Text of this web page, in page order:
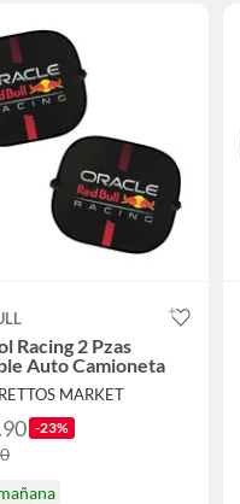
Racing 2 Pzas
Auto Camioneta
MARKET
-23%